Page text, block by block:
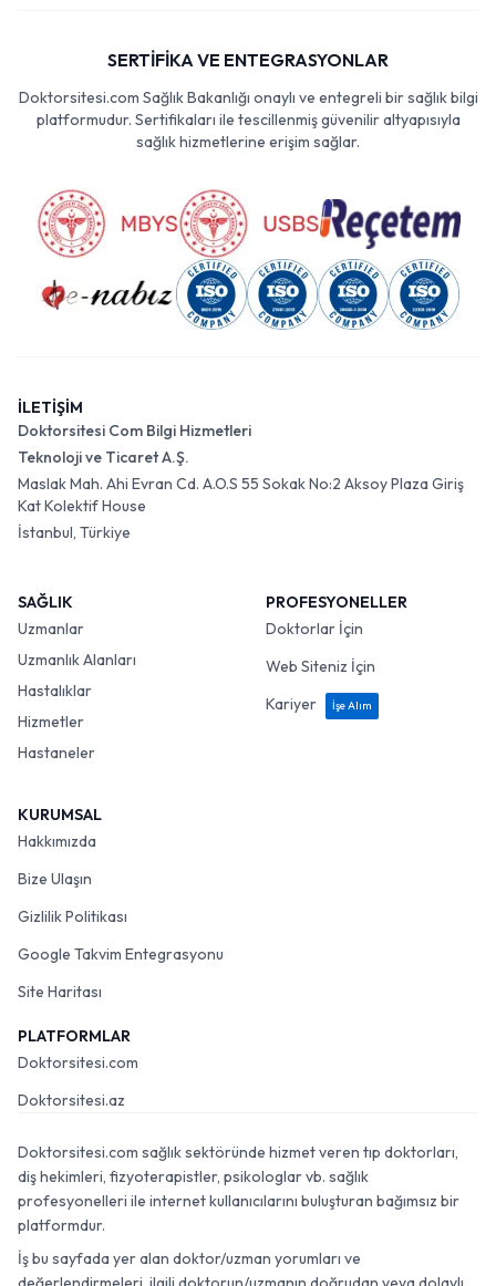
SERTİFİKA VE ENTEGRASYONLAR
Doktorsitesi.com Sağlık Bakanlığı onaylı ve entegreli bir sağlık bilgi
platformudur. Sertifikaları ile tescillenmiş güvenilir altyapısıyla
sağlık hizmetlerine erişim sağlar.
İLETİŞİM
Doktorsitesi Com Bilgi Hizmetleri
Teknoloji ve Ticaret A.Ş.
Maslak Mah. Ahi Evran Cd. A.O.S 55 Sokak No:2 Aksoy Plaza Giriş
Kat Kolektif House
İstanbul, Türkiye
SAĞLIK
Uzmanlar
Uzmanlık Alanları
Hastalıklar
Hizmetler
Hastaneler
PROFESYONELLER
Doktorlar İçin
Web Siteniz İçin
Kariyer
İşe Alım
KURUMSAL
Hakkımızda
Bize Ulaşın
Gizlilik Politikası
Google Takvim Entegrasyonu
Site Haritası
PLATFORMLAR
Doktorsitesi.com
Doktorsitesi.az
Doktorsitesi.com sağlık sektöründe hizmet veren tıp doktorları,
diş hekimleri, fizyoterapistler, psikologlar vb. sağlık
profesyonelleri ile internet kullanıcılarını buluşturan bağımsız bir
platformdur.
İş bu sayfada yer alan doktor/uzman yorumları ve